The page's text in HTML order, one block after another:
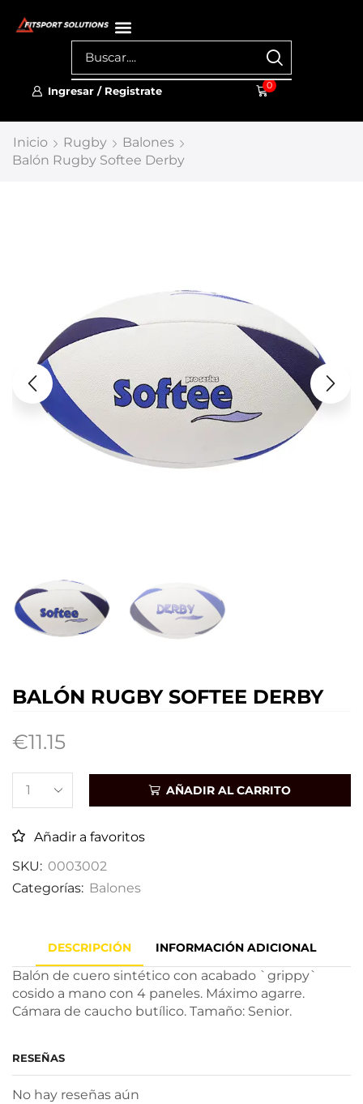
Ingresar / Registrate 0
Inicio Rugby
Balones
Balón Rugby Softee Derby
BALÓN RUGBY SOFTEE DERBY
€11.15
AÑADIR AL CARRITO
Añadir a favoritos
SKU: 0003002
Categorías: Balones
DESCRIPCIÓN INFORMACIÓN ADICIONAL
Balón de cuero sintético con acabado `grippy`
cosido a mano con 4 paneles. Máximo agarre.
Cámara de caucho butílico. Tamaño: Senior.
RESEÑAS
No hay reseñas aún